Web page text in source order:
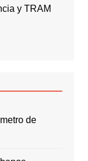
y TRAM
de